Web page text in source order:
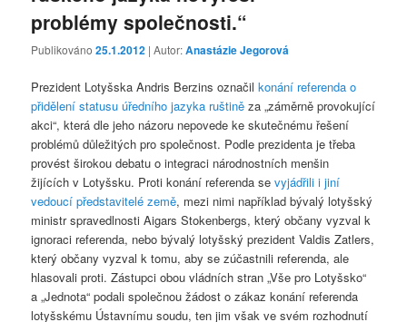
problémy společnosti.“
Publikováno25.1.2012 | Autor:Anastázie Jegorová
Prezident Lotyšska Andris Berzins označilkonání referenda o
přidělení statusu úředního jazyka ruštině za „záměrně provokující
akci“, která dle jeho názoru nepovede ke skutečnému řešení
problémů důležitých pro společnost. Podle prezidenta je třeba
provést širokou debatu o integraci národnostních menšin
žijících v Lotyšsku. Proti konání referenda sevyjádřili i jiní
vedoucí představitelé země, mezi nimi například bývalý lotyšský
ministr spravedlnosti Aigars Stokenbergs, který občany vyzval k
ignoraci referenda, nebo bývalý lotyšský prezident Valdis Zatlers,
který občany vyzval k tomu, aby se zúčastnili referenda, ale
hlasovali proti. Zástupci obou vládních stran „Vše pro Lotyšsko“
a „Jednota“ podali společnou žádost o zákaz konání referenda
lotyšskému Ústavnímu soudu, ten jim však ve svém rozhodnutí